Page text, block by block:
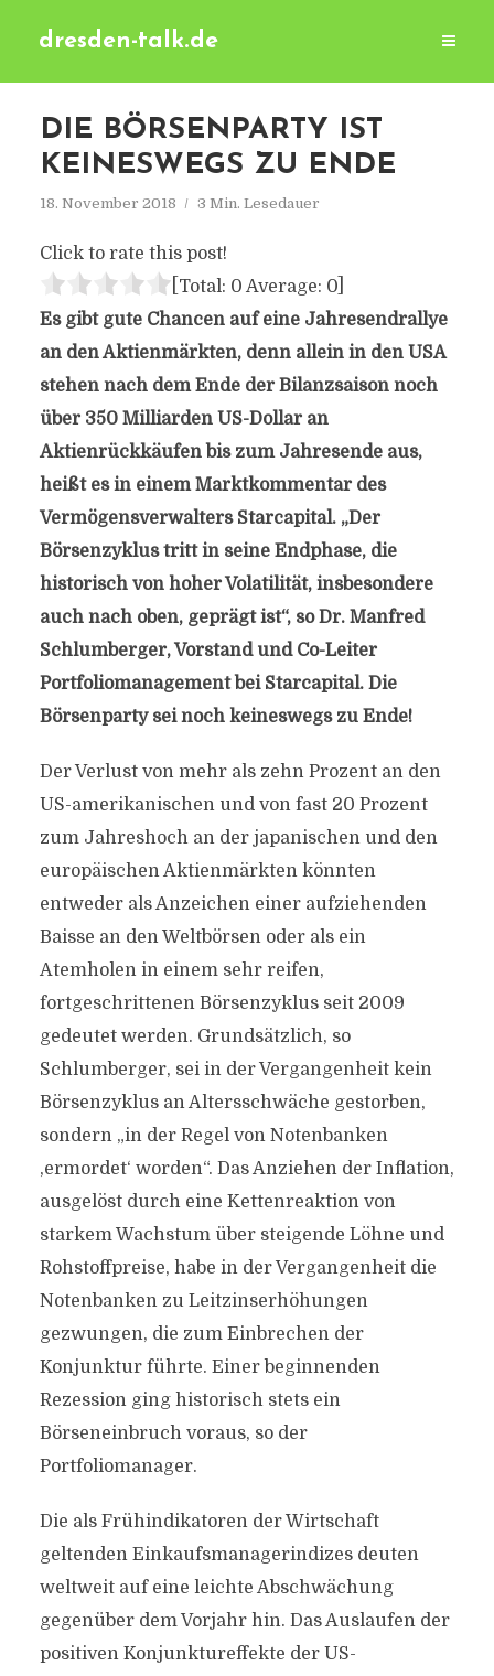
dresden-talk.de
DIE BÖRSENPARTY IST
KEINESWEGS ZU ENDE
18. November 2018 3 Min. Lesedauer
Click to rate this post!
[Total: 0 Average: 0]
Es gibt gute Chancen auf eine Jahresendrallye
an den Aktienmärkten, denn allein in den USA
stehen nach dem Ende der Bilanzsaison noch
über 350 Milliarden US-Dollar an
Aktienrückkäufen bis zum Jahresende aus,
heißt es in einem Marktkommentar des
Vermögensverwalters Starcapital. „Der
Börsenzyklus tritt in seine Endphase, die
historisch von hoher Volatilität, insbesondere
auch nach oben, geprägt ist“, so Dr. Manfred
Schlumberger, Vorstand und Co-Leiter
Portfoliomanagement bei Starcapital. Die
Börsenparty sei noch keineswegs zu Ende!
Der Verlust von mehr als zehn Prozent an den
US-amerikanischen und von fast 20 Prozent
zum Jahreshoch an der japanischen und den
europäischen Aktienmärkten könnten
entweder als Anzeichen einer aufziehenden
Baisse an den Weltbörsen oder als ein
Atemholen in einem sehr reifen,
fortgeschrittenen Börsenzyklus seit 2009
gedeutet werden. Grundsätzlich, so
Schlumberger, sei in der Vergangenheit kein
Börsenzyklus an Altersschwäche gestorben,
sondern „in der Regel von Notenbanken
‚ermordet‘ worden“. Das Anziehen der Inflation,
ausgelöst durch eine Kettenreaktion von
starkem Wachstum über steigende Löhne und
Rohstoffpreise, habe in der Vergangenheit die
Notenbanken zu Leitzinserhöhungen
gezwungen, die zum Einbrechen der
Konjunktur führte. Einer beginnenden
Rezession ging historisch stets ein
Börseneinbruch voraus, so der
Portfoliomanager.
Die als Frühindikatoren der Wirtschaft
geltenden Einkaufsmanagerindizes deuten
weltweit auf eine leichte Abschwächung
gegenüber dem Vorjahr hin. Das Auslaufen der
positiven Konjunktureffekte der US-